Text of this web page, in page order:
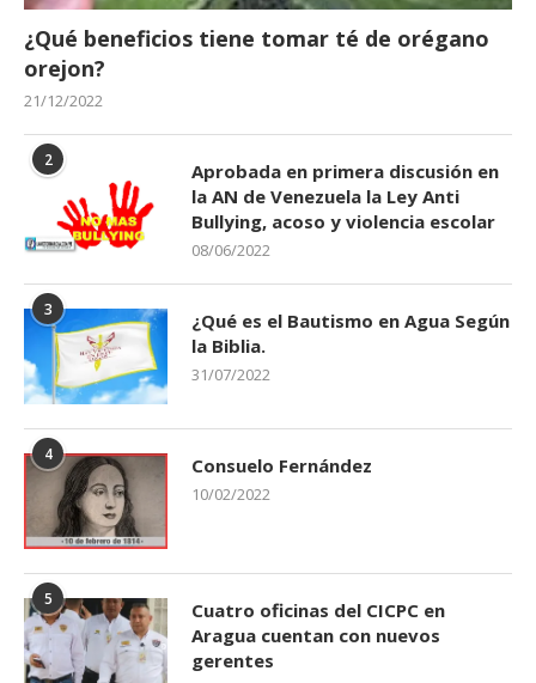
¿Qué beneficios tiene tomar té de orégano
orejon?
21/12/2022
2
Aprobada en primera discusión en
la AN de Venezuela la Ley Anti
Bullying, acoso y violencia escolar
08/06/2022
3
¿Qué es el Bautismo en Agua Según
la Biblia.
31/07/2022
4 Consuelo Fernández
10/02/2022
5
Cuatro oficinas del CICPC en
Aragua cuentan con nuevos
gerentes